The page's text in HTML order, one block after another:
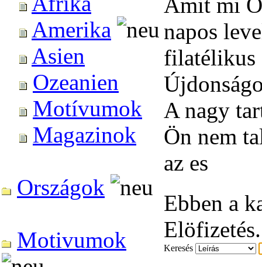
Amerika
Asien
Ozeanien
Motívumok
Magazinok
Országok
Motivumok
napos
filatélikus
A nagy
Ön nem
az es
Ebben a
Elöfizetés.
Keresés